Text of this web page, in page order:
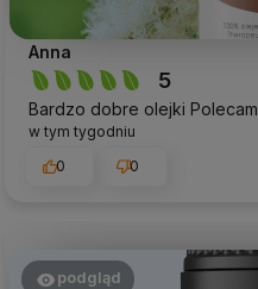
Anna
5
Bardzo dobre olejki Polecam
w tym tygodniu
0
0
podgląd